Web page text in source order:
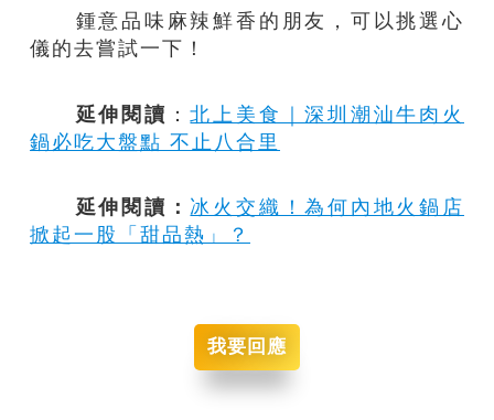
鍾意品味麻辣鮮香的朋友，可以挑選心
儀的去嘗試一下！
延伸閱讀 ：北上美食｜深圳潮汕牛肉火
鍋必吃大盤點 不止八合里
延伸閱讀： 冰火交織！為何內地火鍋店
掀起一股「甜品熱」？
我要回應